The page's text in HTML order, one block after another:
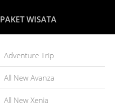
PAKET WISATA
Adventure Trip
All New Avanza
All New Xenia